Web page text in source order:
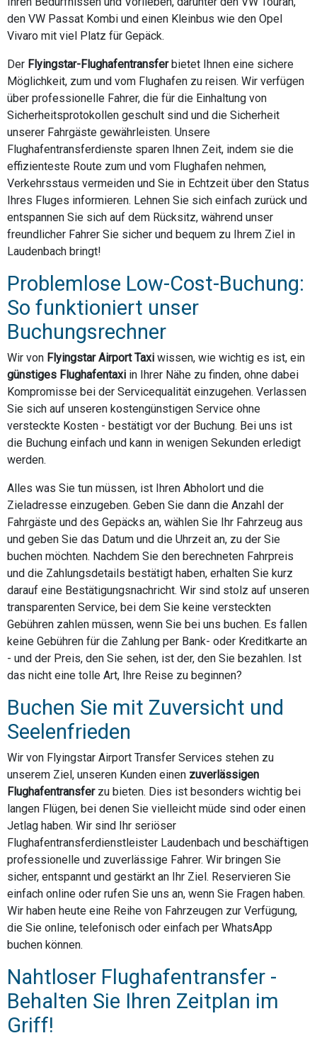
den VW Passat Kombi und einen Kleinbus wie den Opel
Vivaro mit viel Platz für Gepäck.
Der Flyingstar-Flughafentransferbietet Ihnen eine sichere
Möglichkeit, zum und vom Flughafen zu reisen. Wir verfügen
über professionelle Fahrer, die für die Einhaltung von
Sicherheitsprotokollen geschult sind und die Sicherheit
unserer Fahrgäste gewährleisten. Unsere
Flughafentransferdienste sparen Ihnen Zeit, indem sie die
effizienteste Route zum und vom Flughafen nehmen,
Verkehrsstaus vermeiden und Sie in Echtzeit über den Status
Ihres Fluges informieren. Lehnen Sie sich einfach zurück und
entspannen Sie sich auf dem Rücksitz, während unser
freundlicher Fahrer Sie sicher und bequem zu Ihrem Ziel in
Laudenbach bringt!
Problemlose Low-Cost-Buchung:
So funktioniert unser
Buchungsrechner
Wir von Flyingstar Airport Taxi wissen, wie wichtig es ist, ein
günstiges Flughafentaxi in Ihrer Nähe zu finden, ohne dabei
Kompromisse bei der Servicequalität einzugehen. Verlassen
Sie sich auf unseren kostengünstigen Service ohne
versteckte Kosten - bestätigt vor der Buchung. Bei uns ist
die Buchung einfach und kann in wenigen Sekunden erledigt
werden.
Alles was Sie tun müssen, ist Ihren Abholort und die
Zieladresse einzugeben. Geben Sie dann die Anzahl der
Fahrgäste und des Gepäcks an, wählen Sie Ihr Fahrzeug aus
und geben Sie das Datum und die Uhrzeit an, zu der Sie
buchen möchten. Nachdem Sie den berechneten Fahrpreis
und die Zahlungsdetails bestätigt haben, erhalten Sie kurz
darauf eine Bestätigungsnachricht. Wir sind stolz auf unseren
transparenten Service, bei dem Sie keine versteckten
Gebühren zahlen müssen, wenn Sie bei uns buchen. Es fallen
keine Gebühren für die Zahlung per Bank- oder Kreditkarte an
- und der Preis, den Sie sehen, ist der, den Sie bezahlen. Ist
das nicht eine tolle Art, Ihre Reise zu beginnen?
Buchen Sie mit Zuversicht und
Seelenfrieden
Wir von Flyingstar Airport Transfer Services stehen zu
unserem Ziel, unseren Kunden einen zuverlässigen
Flughafentransferzu bieten. Dies ist besonders wichtig bei
langen Flügen, bei denen Sie vielleicht müde sind oder einen
Jetlag haben. Wir sind Ihr seriöser
Flughafentransferdienstleister Laudenbach und beschäftigen
professionelle und zuverlässige Fahrer. Wir bringen Sie
sicher, entspannt und gestärkt an Ihr Ziel. Reservieren Sie
einfach online oder rufen Sie uns an, wenn Sie Fragen haben.
Wir haben heute eine Reihe von Fahrzeugen zur Verfügung,
die Sie online, telefonisch oder einfach per WhatsApp
buchen können.
Nahtloser Flughafentransfer -
Behalten Sie Ihren Zeitplan im
Griff!